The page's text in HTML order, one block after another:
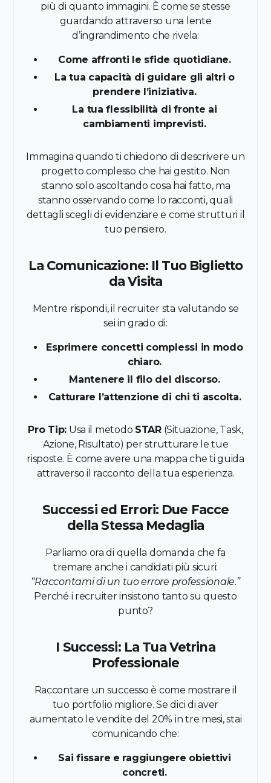
più di quanto immagini. È come se stesse
guardando attraverso una lente
d’ingrandimento che rivela:
Come affronti le sfide quotidiane.
La tua capacità di guidare gli altri o
prendere l’iniziativa.
La tua flessibilità di fronte ai
cambiamenti imprevisti.
Immagina quando ti chiedono di descrivere un
progetto complesso che hai gestito. Non
stanno solo ascoltando cosa hai fatto, ma
stanno osservando come lo racconti, quali
dettagli scegli di evidenziare e come strutturi il
tuo pensiero.
La Comunicazione: Il Tuo Biglietto
da Visita
Mentre rispondi, il recruiter sta valutando se
sei in grado di:
Esprimere concetti complessi in modo
chiaro.
Mantenere il filo del discorso.
Catturare l’attenzione di chi ti ascolta.
Pro Tip: Usa il metodo STAR(Situazione, Task,
Azione, Risultato) per strutturare le tue
risposte. È come avere una mappa che ti guida
attraverso il racconto della tua esperienza.
Successi ed Errori: Due Facce
della Stessa Medaglia
Parliamo ora di quella domanda che fa
tremare anche i candidati più sicuri:
“Raccontami di un tuo errore professionale.”
Perché i recruiter insistono tanto su questo
punto?
I Successi: La Tua Vetrina
Professionale
Raccontare un successo è come mostrare il
tuo portfolio migliore. Se dici di aver
aumentato le vendite del 20% in tre mesi, stai
comunicando che:
Sai fissare e raggiungere obiettivi
concreti.